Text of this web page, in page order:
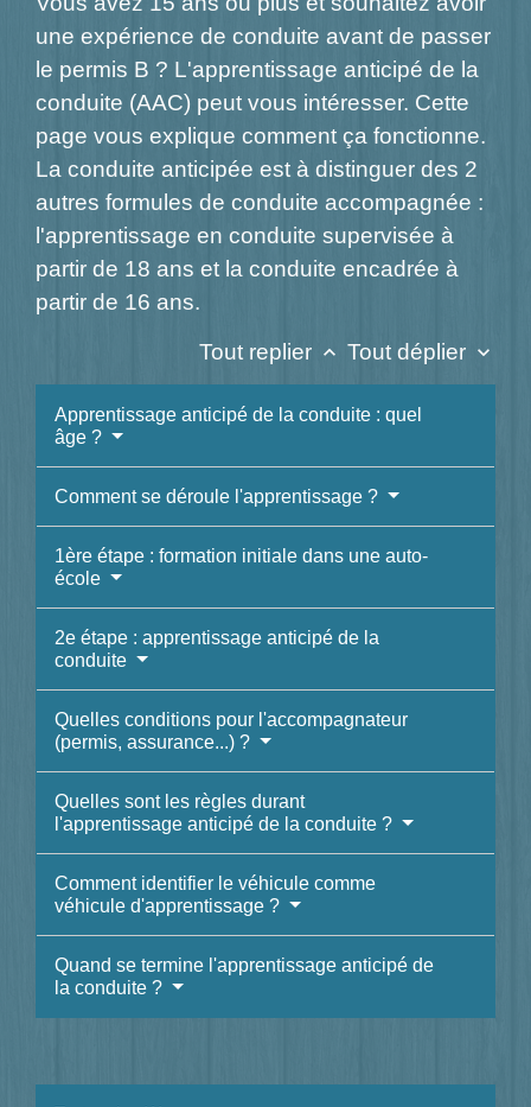
une expérience de conduite avant de passer
le permis B ? L'apprentissage anticipé de la
conduite (AAC) peut vous intéresser. Cette
page vous explique comment ça fonctionne.
La conduite anticipée est à distinguer des 2
autres formules de conduite accompagnée :
l'apprentissage en conduite supervisée à
partir de 18 ans et la conduite encadrée à
partir de 16 ans.
Tout replier keyboard_arrow_up Tout déplier keyboard_arrow_down
Apprentissage anticipé de la conduite : quel
âge ?
Comment se déroule l'apprentissage ?
1ère étape : formation initiale dans une auto-
école
2e étape : apprentissage anticipé de la
conduite
Quelles conditions pour l'accompagnateur
(permis, assurance...) ?
Quelles sont les règles durant
l'apprentissage anticipé de la conduite ?
Comment identifier le véhicule comme
véhicule d'apprentissage ?
Quand se termine l'apprentissage anticipé de
la conduite ?